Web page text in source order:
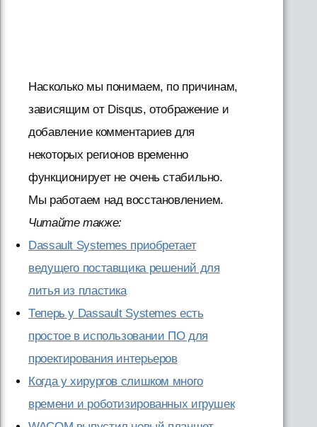
Насколько мы понимаем, по причинам,
зависящим от Disqus, отображение и
добавление комментариев для
некоторых регионов временно
функционирует не очень стабильно.
Мы работаем над восстановлением.
Читайте также:
Dassault Systemes приобретает
ведущего поставщика решений для
литья из пластика
Теперь у Dassault Systemes есть
простое в использовании ПО для
проектирования интерьеров
Когда у хирургов слишком много
времени и роботизированных игрушек